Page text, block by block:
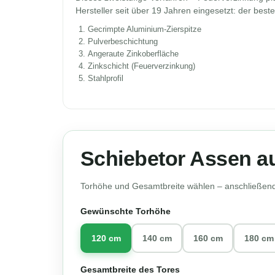
Hersteller seit über 19 Jahren eingesetzt: der
Gecrimpte Aluminium-Zierspitze
Pulverbeschichtung
Angeraute Zinkoberfläche
Zinkschicht (Feuerverzinkung)
Stahlprofil
Schiebetor Assen
Torhöhe und Gesamtbreite wählen –
Gewünschte Torhöhe
120 cm 140 cm 160 cm 180 cm
Gesamtbreite des Tores